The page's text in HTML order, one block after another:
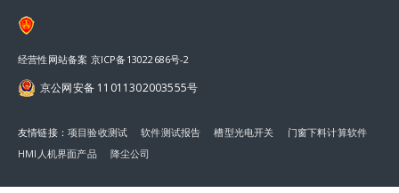
经营性网站备案 京ICP备13022686号-2
京公网安备 11011302003555号
友情链接： 项目验收测试 软件测试报告 槽型光电开关
门窗下料计算软件
HMI人机界面产品
降尘公司